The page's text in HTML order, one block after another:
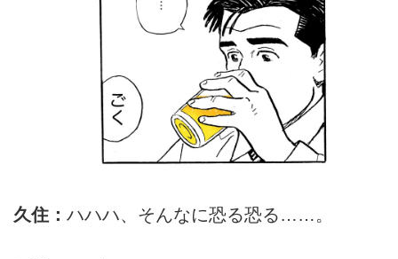
久住： ハハハ、そんなに恐る恐る……。